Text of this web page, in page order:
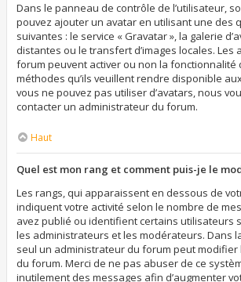
Dans le panneau de contrôle de l’utilisateur,
pouvez ajouter un avatar en utilisant une des
suivantes : le service « Gravatar », la galerie
distantes ou le transfert d’images locales. Les
forum peuvent activer ou non la fonctionnalité
méthodes qu’ils veuillent rendre disponible
vous ne pouvez pas utiliser d’avatars, nous
contacter un administrateur du forum.
Haut
Quel est mon rang et comment puis-je le
Les rangs, qui apparaissent en dessous de
indiquent votre activité selon le nombre de
avez publié ou identifient certains utilisateurs
les administrateurs et les modérateurs. Dans
seul un administrateur du forum peut modifier
du forum. Merci de ne pas abuser de ce
inutilement des messages afin d’augmenter